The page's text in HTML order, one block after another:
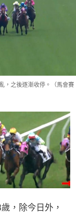
，之後逐漸收停。（馬會賽
，除今日外，